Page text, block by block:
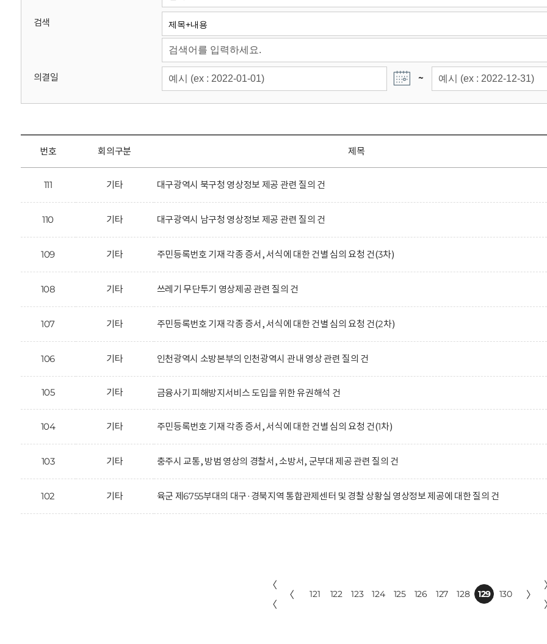
검색
의결일 ~
번호 회의구분 제목
111 기타 대구광역시 북구청 영상정보 제공 관련 질의 건
110 기타 대구광역시 남구청 영상정보 제공 관련 질의 건
109 기타 주민등록번호 기재 각종 증서, 서식에 대한 건별 심의 요청 건(3차)
108 기타 쓰레기 무단투기 영상제공 관련 질의 건
107 기타 주민등록번호 기재 각종 증서, 서식에 대한 건별 심의 요청 건(2차)
106 기타 인천광역시 소방본부의 인천광역시 관내 영상 관련 질의 건
105 기타 금융사기 피해방지서비스 도입을 위한 유권해석 건
104 기타 주민등록번호 기재 각종 증서, 서식에 대한 건별 심의 요청 건(1차)
103 기타 충주시 교통, 방범 영상의 경찰서, 소방서, 군부대 제공 관련 질의 건
102 기타 육군 제6755부대의 대구·경북지역 통합관제센터 및 경찰 상황실 영상정보 제공에 대한 질의 건
〈
〈
〈 121 122 123 124 125 126 127 128 129 130 〉